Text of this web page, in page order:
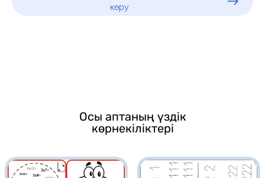
көру
Осы аптаның үздік
көрнекіліктері